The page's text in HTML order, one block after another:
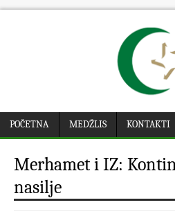
POČETNA MEDŽLIS KONTAKTI
Merhamet i IZ:
nasilje